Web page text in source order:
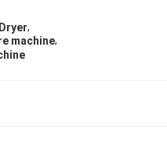
,
machine,